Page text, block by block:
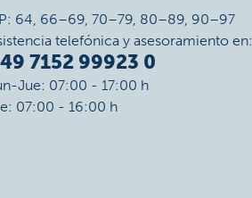
64, 66–69, 70–79, 80–89, 90–97
telefónica y asesoramiento en:
7152 99923 0
Jue: 07:00 - 17:00 h
07:00 - 16:00 h